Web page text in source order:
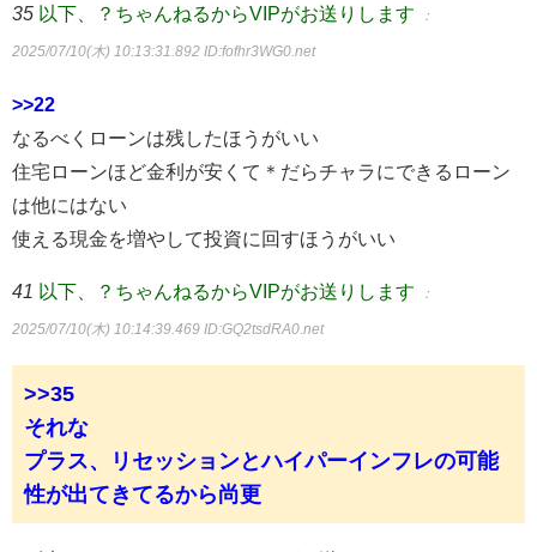
35 以下、？ちゃんねるからVIPがお送りします ：
2025/07/10(木) 10:13:31.892 ID:fofhr3WG0.net
>>22
なるべくローンは残したほうがいい
住宅ローンほど金利が安くて＊だらチャラにできるローン
は他にはない
使える現金を増やして投資に回すほうがいい
41 以下、？ちゃんねるからVIPがお送りします ：
2025/07/10(木) 10:14:39.469 ID:GQ2tsdRA0.net
>>35
それな
プラス、リセッションとハイパーインフレの可能
性が出てきてるから尚更